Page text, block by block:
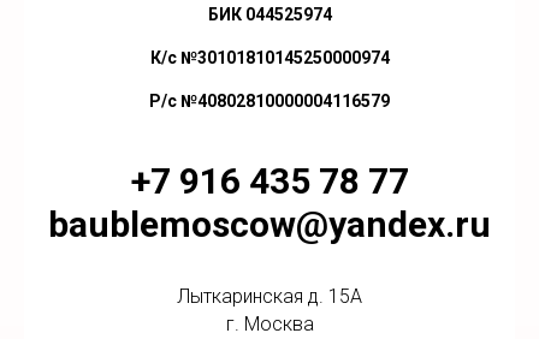
БИК 044525974
К/с №30101810145250000974
Р/с №40802810000004116579
+7 916 435 78 77
baublemoscow@yandex.ru
Лыткаринская д. 15А
г. Москва